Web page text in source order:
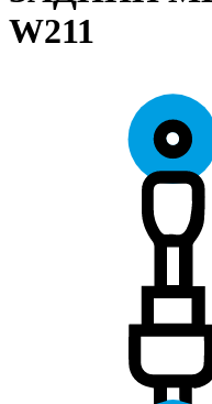
W211